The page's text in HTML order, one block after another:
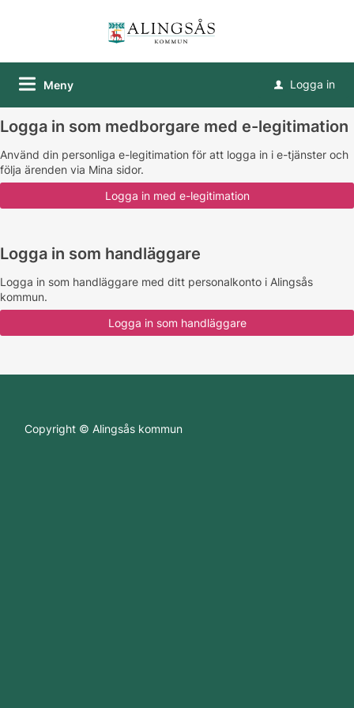
Meny u Logga in
Logga in som medborgare med e-legitimation
Använd din personliga e-legitimation för att logga in i e-tjänster och
följa ärenden via Mina sidor.
Logga in som handläggare
Logga in som handläggare med ditt personalkonto i Alingsås
kommun.
Copyright © Alingsås kommun